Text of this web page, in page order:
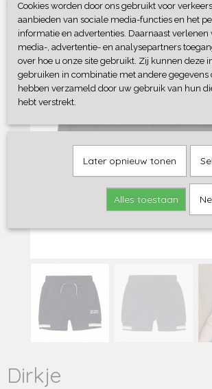
Dirkje
Cookies worden door ons gebruikt voor
aanbieden van sociale media-functies en het
informatie en advertenties. Daarnaast verlenen
media-, advertentie- en analysepartners
over hoe u onze site gebruikt. Zij kunnen deze
gebruiken in combinatie met andere gegevens
hebben verzameld door uw gebruik van hun
hebt verstrekt.
Later opnieuw tonen
Alles toestaan